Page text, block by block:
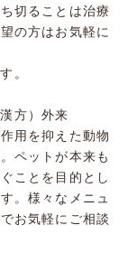
切ることは治療
の方はお気軽に
。
方）外来
用を抑えた動物
ペットが本来も
ことを目的とし
。様々なメニュ
お気軽にご相談